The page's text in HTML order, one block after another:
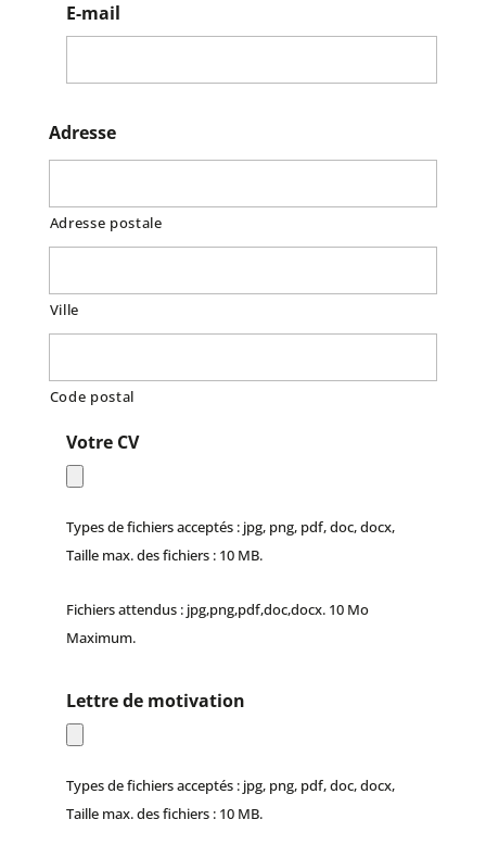
E-mail
Adresse
Adresse postale
Ville
Code postal
Votre CV
Types de fichiers acceptés : jpg, png, pdf, doc, docx,
Taille max. des fichiers : 10 MB.
Fichiers attendus : jpg,png,pdf,doc,docx. 10 Mo
Maximum.
Lettre de motivation
Types de fichiers acceptés : jpg, png, pdf, doc, docx,
Taille max. des fichiers : 10 MB.